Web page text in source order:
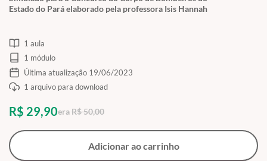
Estado do Pará elaborado pela professora Isis Hannah
1 aula
1 módulo
Última atualização 19/06/2023
1 arquivo para download
R$ 29,90eraR$ 50,00
Adicionar ao carrinho